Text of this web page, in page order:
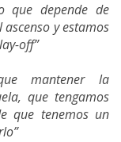
que depende de
y estamos
off”
mantener la
que tengamos
que tenemos un